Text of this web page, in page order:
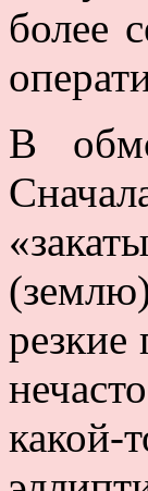
более
В
резкие